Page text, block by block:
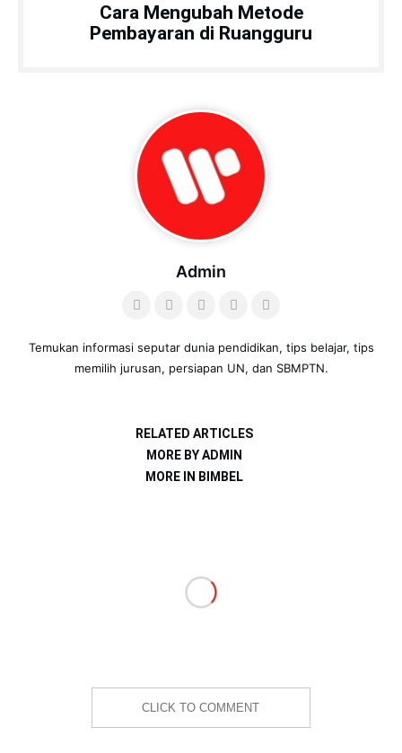
Cara Mengubah Metode
Pembayaran di Ruangguru
Admin
Temukan informasi seputar dunia pendidikan, tips belajar, tips
memilih jurusan, persiapan UN, dan SBMPTN.
RELATED ARTICLES
MORE BY ADMIN
MORE IN BIMBEL
CLICK TO COMMENT